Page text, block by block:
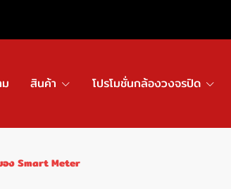
สินค้า โปรโมชั่นกล้องวงจรปิด
อง Smart Meter